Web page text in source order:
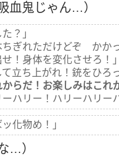
血鬼じゃん…）
？」
ちぎれただけどぞ かか
せ！身体を変化させろ！
て立ち上がれ！銃をひろ
からだ！お楽しみはこれ
ーハリー！ハリーハリー
化物め！」
…）